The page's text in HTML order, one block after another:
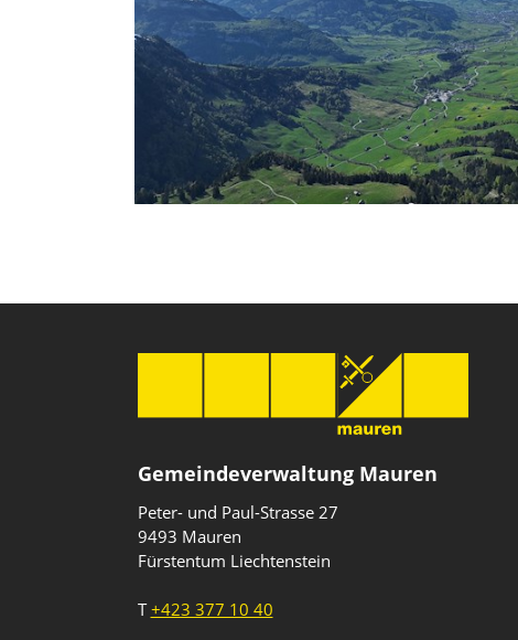
Gemeindeverwaltung Mauren
Peter- und Paul-Strasse 27
9493 Mauren
Fürstentum Liechtenstein
T+423 377 10 40